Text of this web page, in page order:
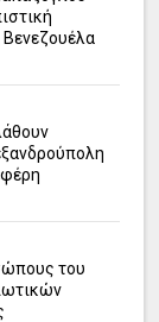
του